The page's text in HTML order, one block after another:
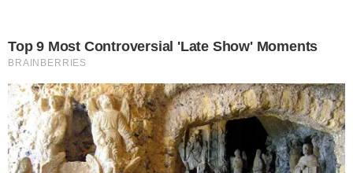
Top 9 Most Controversial 'Late Show' Moments
BRAINBERRIES